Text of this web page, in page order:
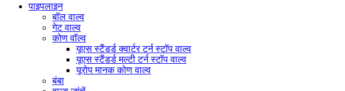
पाइपलाइन
बॉल वाल्व
गेट वाल्व
कोण वॉल्व
यूएस स्टैंडर्ड क्वार्टर टर्न स्टॉप वाल्व
यूएस स्टैंडर्ड मल्टी टर्न स्टॉप वाल्व
यूरोप मानक कोण वाल्व
बंबा